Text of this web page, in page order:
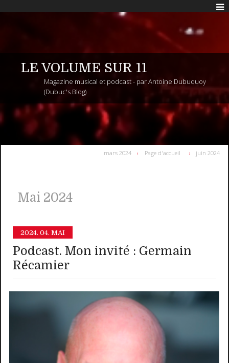
LE VOLUME SUR 11
Magazine musical et podcast - par Antoine Dubuquoy
(Dubuc's Blog)
mars 2024 Page d'accueil juin 2024
Mai 2024
2024. 04. MAI
Podcast. Mon invité : Germain
Récamier